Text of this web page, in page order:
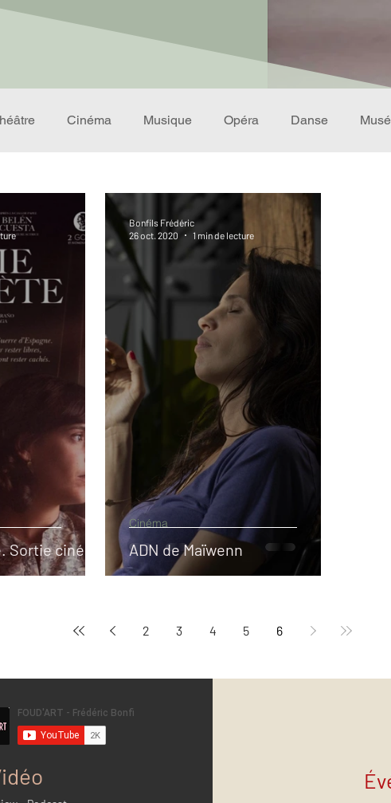
Cinéma Musique Opéra Danse
Récompense Coup de coeur
Romane. Spécial Famille Littérature
Théâtre - Musée Hommage
cinéma ADN de Maïwenn
Cinéma
Bonfils Frédéric
26 oct. 2020
1 min de lecture
2 3 4 5 6